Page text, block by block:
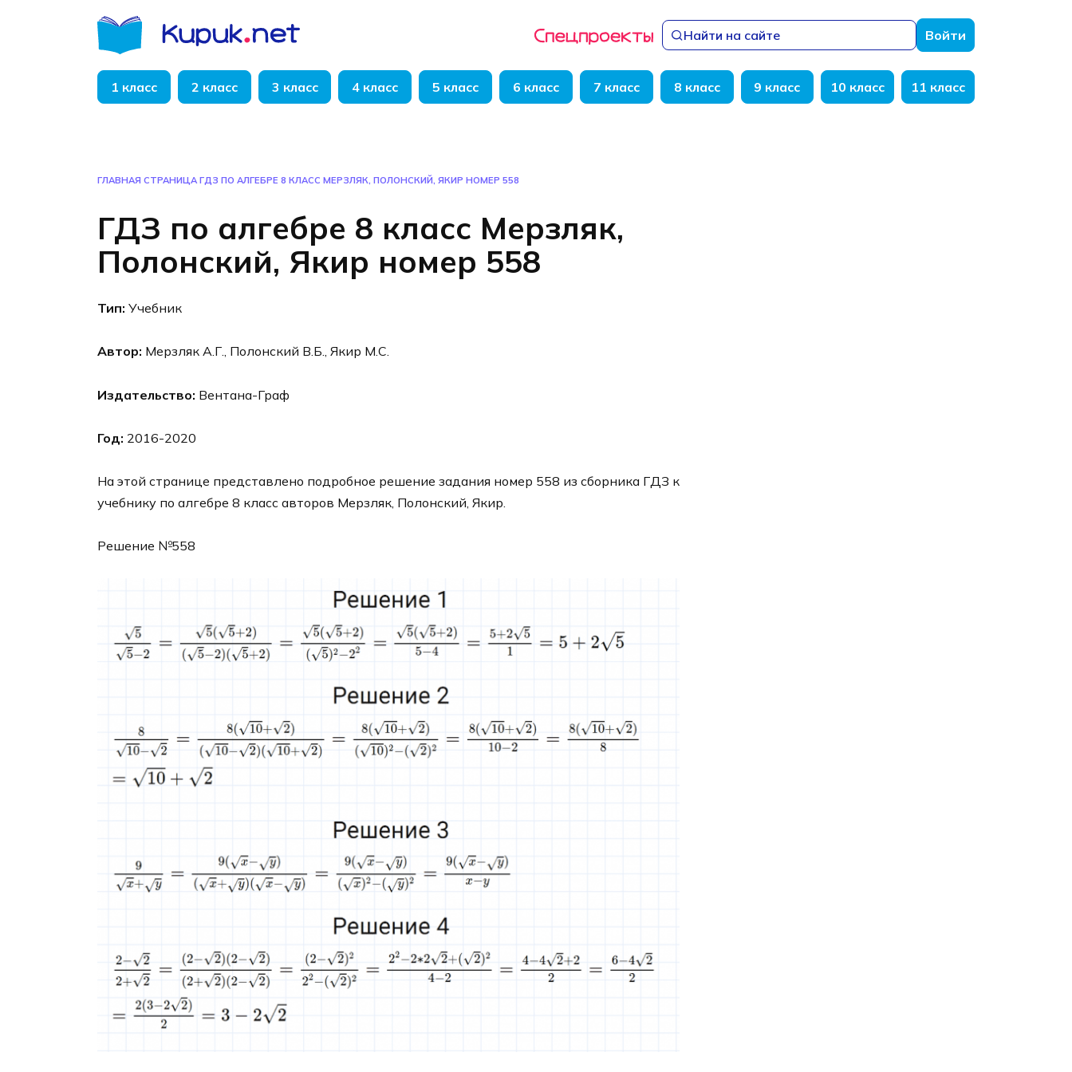
Найти на сайте Войти
1 класс 2 класс 3 класс 4 класс 5 класс 6 класс 7 класс 8 класс 9 класс 10 класс 11 класс
ГЛАВНАЯ СТРАНИЦА ГДЗ ПО АЛГЕБРЕ 8 КЛАСС МЕРЗЛЯК, ПОЛОНСКИЙ, ЯКИР НОМЕР 558
ГДЗ по алгебре 8 класс Мерзляк,
Полонский, Якир номер 558
Тип: Учебник
Автор: Мерзляк А.Г., Полонский В.Б., Якир М.С.
Издательство: Вентана-Граф
Год: 2016-2020
На этой странице представлено подробное решение задания номер 558 из сборника ГДЗ к
учебнику по алгебре 8 класс авторов Мерзляк, Полонский, Якир.
Решение №558